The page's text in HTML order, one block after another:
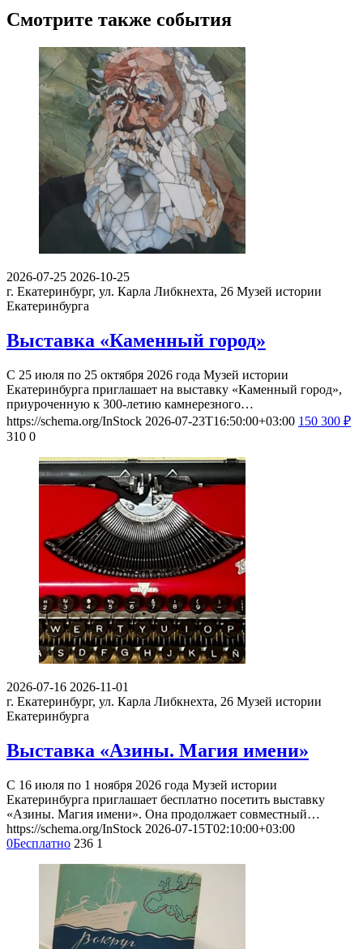
Смотрите также события
2026-07-25 2026-10-25
г. Екатеринбург, ул. Карла Либкнехта, 26 Музей истории
Екатеринбурга
Выставка «Каменный город»
С 25 июля по 25 октября 2026 года Музей истории
Екатеринбурга приглашает на выставку «Каменный город»,
приуроченную к 300-летию камнерезного…
https://schema.org/InStock 2026-07-23T16:50:00+03:00 150 300 ₽
310 0
2026-07-16 2026-11-01
г. Екатеринбург, ул. Карла Либкнехта, 26 Музей истории
Екатеринбурга
Выставка «Азины. Магия имени»
С 16 июля по 1 ноября 2026 года Музей истории
Екатеринбурга приглашает бесплатно посетить выставку
«Азины. Магия имени». Она продолжает совместный…
https://schema.org/InStock 2026-07-15T02:10:00+03:00
0Бесплатно 236 1